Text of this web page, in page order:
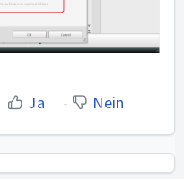
Ja Nein